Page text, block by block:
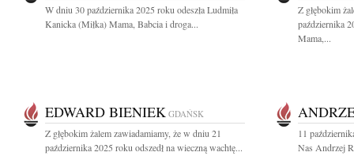
W dniu 30 października 2025 roku odeszła Ludmiła
Kanicka (Miłka) Mama, Babcia i droga...
Z głębokim
października
Mama,...
EDWARD BIENIEK GDAŃSK
Z głębokim żalem zawiadamiamy, że w dniu 21
października 2025 roku odszedł na wieczną wachtę...
11
Nas Andrzej